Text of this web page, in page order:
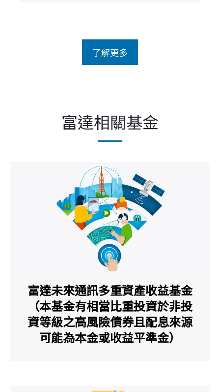
富達相關基金